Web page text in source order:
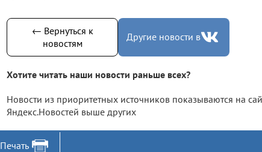
← Вернуться к
новостям
Другие новости в
Хотите читать наши новости раньше всех?
Новости из приоритетных источников показываются на
Яндекс.Новостей выше других
Печать